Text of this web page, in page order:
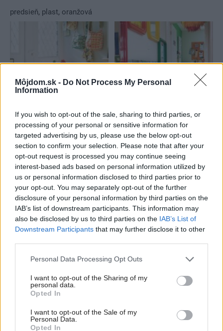
Môjdom.sk - Do Not Process My Personal
Information
If you wish to opt-out of the sale, sharing to third parties, or
processing of your personal or sensitive information for
targeted advertising by us, please use the below opt-out
section to confirm your selection. Please note that after your
opt-out request is processed you may continue seeing
interest-based ads based on personal information utilized by
us or personal information disclosed to third parties prior to
your opt-out. You may separately opt-out of the further
disclosure of your personal information by third parties on the
IAB’s list of downstream participants. This information may
also be disclosed by us to third parties on the IAB’s List of
Downstream Participants that may further disclose it to other
Please note that this website/app uses one or more Google
not limited to your visit or usage behaviour. You may click to
grant or deny consent to Google and its third-party tags to
use your data for below specified purposes in below Google
consent section.
Personal Data Processing Opt Outs
I want to opt-out of the Sharing of my
personal data.
Opted In
I want to opt-out of the Sale of my
Personal Data.
Opted In
predsieň, plast, oranžová
Najnovšie príspevky
Re: Takto sa rieši málo úložného miesta. V tomto byte
Re: Takto sa rieši málo úložného miesta. V tomto byte
stačil jeden prvok | Môjdom.sk
Dizajn je to nádherný, tá brezová preglejka a čisté línie vyzerajú super.
Re: Toto je najväčší mýtus pri ošetrení dreva a môže vás